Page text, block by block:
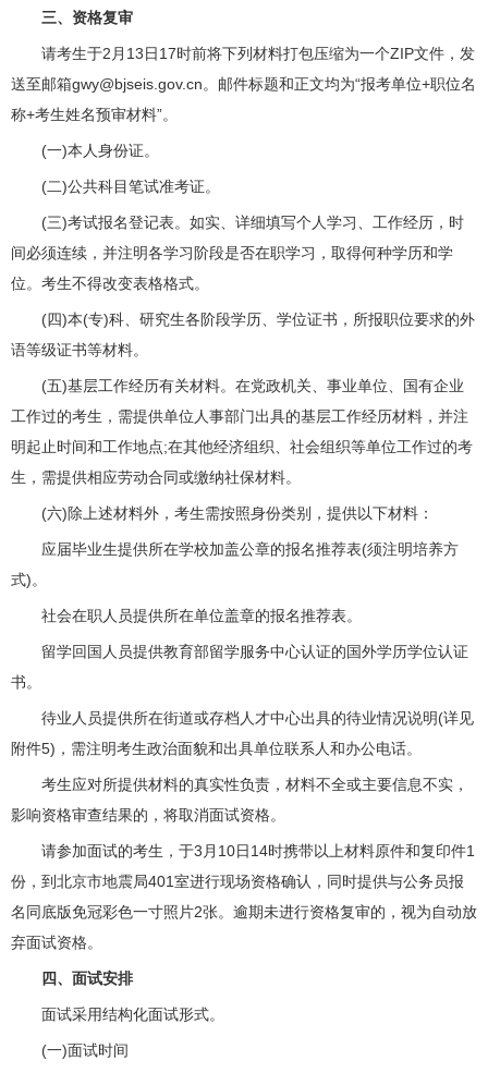
三、资格复审
请考生于2月13日17时前将下列材料打包压缩为一个ZIP文件，发
送至邮箱gwy@bjseis.gov.cn。邮件标题和正文均为“报考单位+职位名
称+考生姓名预审材料”。
(一)本人身份证。
(二)公共科目笔试准考证。
(三)考试报名登记表。如实、详细填写个人学习、工作经历，时
间必须连续，并注明各学习阶段是否在职学习，取得何种学历和学
位。考生不得改变表格格式。
(四)本(专)科、研究生各阶段学历、学位证书，所报职位要求的外
语等级证书等材料。
(五)基层工作经历有关材料。在党政机关、事业单位、国有企业
工作过的考生，需提供单位人事部门出具的基层工作经历材料，并注
明起止时间和工作地点;在其他经济组织、社会组织等单位工作过的考
生，需提供相应劳动合同或缴纳社保材料。
(六)除上述材料外，考生需按照身份类别，提供以下材料：
应届毕业生提供所在学校加盖公章的报名推荐表(须注明培养方
式)。
社会在职人员提供所在单位盖章的报名推荐表。
留学回国人员提供教育部留学服务中心认证的国外学历学位认证
书。
待业人员提供所在街道或存档人才中心出具的待业情况说明(详见
附件5)，需注明考生政治面貌和出具单位联系人和办公电话。
考生应对所提供材料的真实性负责，材料不全或主要信息不实，
影响资格审查结果的，将取消面试资格。
请参加面试的考生，于3月10日14时携带以上材料原件和复印件1
份，到北京市地震局401室进行现场资格确认，同时提供与公务员报
名同底版免冠彩色一寸照片2张。逾期未进行资格复审的，视为自动放
弃面试资格。
四、面试安排
面试采用结构化面试形式。
(一)面试时间